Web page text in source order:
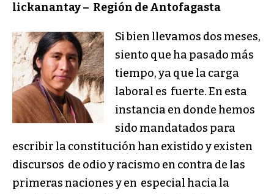
lickanantay – Región de Antofagasta
Si bien llevamos dos meses,
siento que ha pasado más
tiempo, ya que la carga
laboral es fuerte. En esta
instancia en donde hemos
sido mandatados para
escribir la constitución han existido y existen
discursos de odio y racismo en contra de las
primeras naciones y en especial hacia la